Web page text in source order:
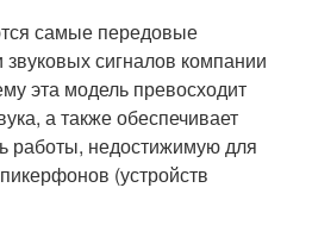
самые передовые
звуковых сигналов компании
эта модель превосходит
а также обеспечивает
работы, недостижимую для
(устройств